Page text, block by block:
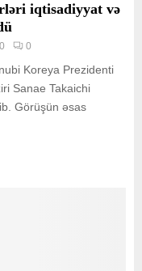
iqtisadiyyat və
0
Koreya Prezidenti
Sanae Takaichi
Görüşün əsas